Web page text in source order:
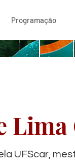
Programação
UFScar,